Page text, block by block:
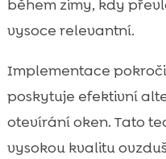
během zimy, kdy
vysoce relevantní.
Implementace
poskytuje efektivní
otevírání oken. Tato
vysokou kvalitu